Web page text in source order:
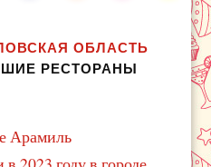
ОБЛАСТЬ
РЕСТОРАНЫ
Арамиль